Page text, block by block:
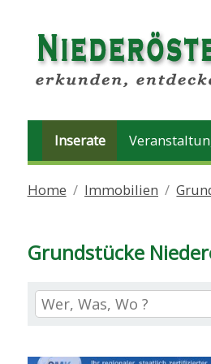
Inserate
Home Immobilien
Grundstücke